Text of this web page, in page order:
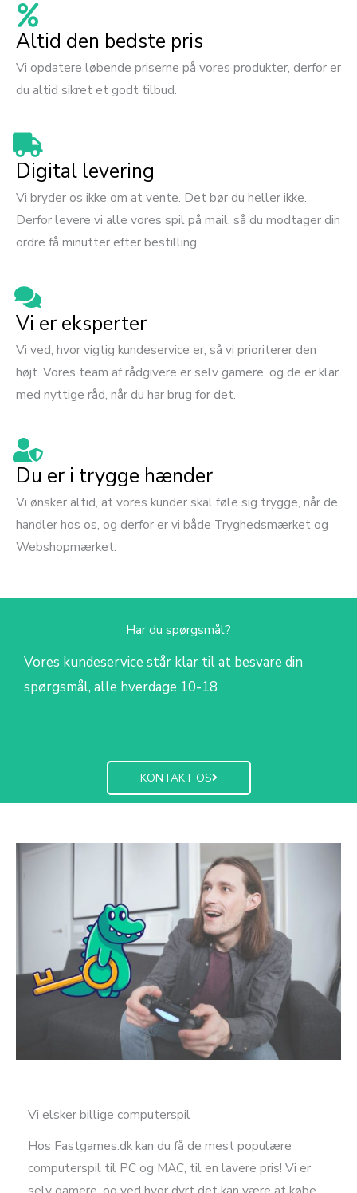
Altid den bedste pris
Vi opdatere løbende priserne på vores produkter, derfor er
du altid sikret et godt tilbud.
Digital levering
Vi bryder os ikke om at vente. Det bør du heller ikke.
Derfor levere vi alle vores spil på mail, så du modtager din
ordre få minutter efter bestilling.
Vi er eksperter
Vi ved, hvor vigtig kundeservice er, så vi prioriterer den
højt. Vores team af rådgivere er selv gamere, og de er klar
med nyttige råd, når du har brug for det.
Du er i trygge hænder
Vi ønsker altid, at vores kunder skal føle sig trygge, når de
handler hos os, og derfor er vi både Tryghedsmærket og
Webshopmærket.
Har du spørgsmål?
Vores kundeservice står klar til at besvare din
spørgsmål, alle hverdage 10-18
KONTAKT OS
Vi elsker billige computerspil
Hos Fastgames.dk kan du få de mest populære
computerspil til PC og MAC, til en lavere pris! Vi er